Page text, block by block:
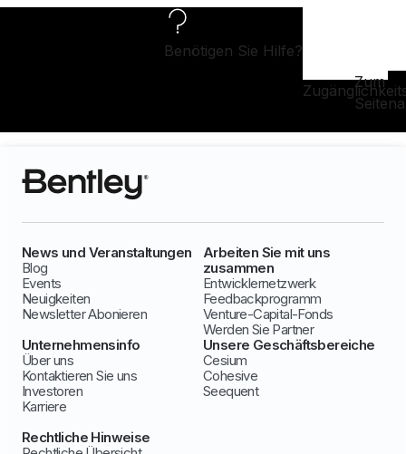
Benötigen Sie Hilfe?
Zum
News und Veranstaltungen
Blog
Events
Neuigkeiten
Newsletter Abonieren
Arbeiten Sie mit uns
zusammen
Entwicklernetzwerk
Feedbackprogramm
Venture-Capital-Fonds
Werden Sie Partner
Unternehmensinfo
Über uns
Kontaktieren Sie uns
Investoren
Karriere
Unsere Geschäftsbereiche
Cesium
Cohesive
Seequent
Rechtliche Hinweise